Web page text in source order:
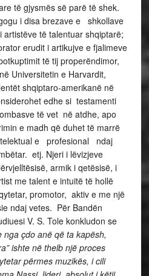
të gjysmës së parë të shek.
i disa brezave e shkollave
artistëve të talentuar shqiptarë;
erudit i artikujve e fjalimeve
të tij properëndimor,
Universitetin e Harvardit,
shqiptaro-amerikanë në
edhe si testamenti
të vet në atdhe, apo
e madh që duhet të marrë
e profesional ndaj
etj. Njeri i lëvizjeve
armik i qetësisë, i
me talent e intuitë të hollë
promotor, aktiv e me një
ndaj vetes. Për Bandën
V. S. Tole konkludon se
nga çdo anë që ta kapësh,
ishte në thelb një proces
përmes muzikës, i cili